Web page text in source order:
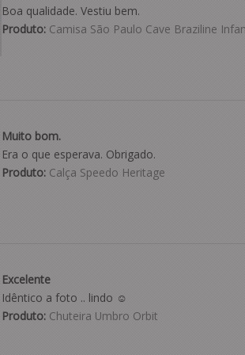
Boa qualidade. Vestiu bem.
Produto:Camisa São Paulo Cave Braziline
Muito bom.
Era o que esperava. Obrigado.
Produto:Calça Speedo Heritage
Excelente
Idêntico a foto .. lindo ☺️
Produto:Chuteira Umbro Orbit